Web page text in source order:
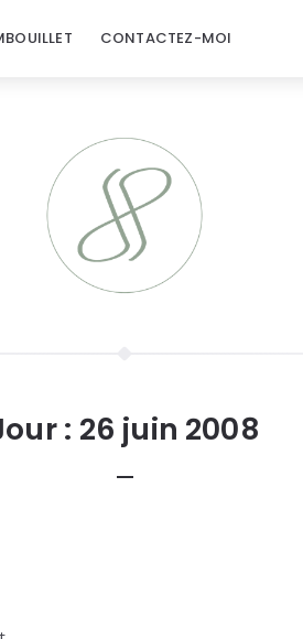
CONTACTEZ-MOI
: 26 juin 2008